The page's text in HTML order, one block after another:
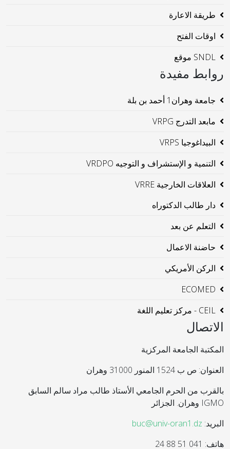
طريقة الاعارة
اوقات الفتح
SNDL موقع
روابط مفيدة
جامعة وهران1 أحمد بن بلة
مابعد التدرج VRPG
البيداغوجيا VRPS
التنمية و الإستشراف و التوجيه VRDPO
العلاقات الخارجية VRRE
دار طالب الدكتوراه
التعلم عن بعد
حاضنة الاعمال
الركن الأمريكي
ECOMED
CEIL - مركز تعليم اللغة
الاتصال
المكتبة الجامعة المركزية
العنوان: ص ب 1524 المنور 31000 وهران
بالقرب من الحرم الجامعي الأستاذ طالب مراد سالم السابق
IGMO وهران. الجزائر
البريد: buc@univ-oran1.dz
هاتف: 041 51 88 24